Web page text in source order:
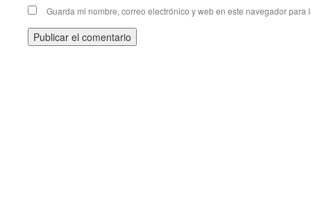
Guarda mi nombre, correo electrónico y web en este navegador para